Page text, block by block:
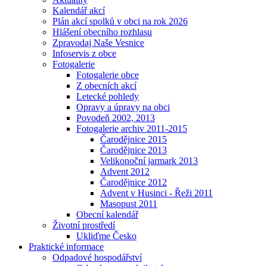
Kalendář akcí
Plán akcí spolků v obci na rok 2026
Hlášení obecního rozhlasu
Zpravodaj Naše Vesnice
Infoservis z obce
Fotogalerie
Fotogalerie obce
Z obecních akcí
Letecké pohledy
Opravy a úpravy na obci
Povodeň 2002, 2013
Fotogalerie archiv 2011-2015
Čarodějnice 2015
Čarodějnice 2013
Velikonoční jarmark 2013
Advent 2012
Čarodějnice 2012
Advent v Husinci - Řeži 2011
Masopust 2011
Obecní kalendář
Životní prostředí
Ukliďme Česko
Praktické informace
Odpadové hospodářství